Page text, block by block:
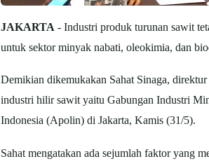
JAKARTA - Industri produk turunan sawit
untuk sektor minyak nabati, oleokimia, dan
Demikian dikemukakan Sahat Sinaga,
industri hilir sawit yaitu Gabungan Industri
Indonesia (Apolin) di Jakarta, Kamis (31/5).
Sahat mengatakan ada sejumlah faktor yang